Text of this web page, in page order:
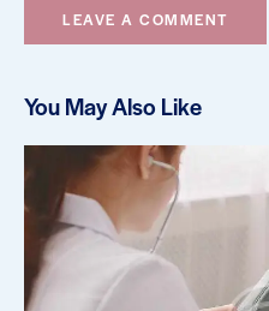
You May Also Like